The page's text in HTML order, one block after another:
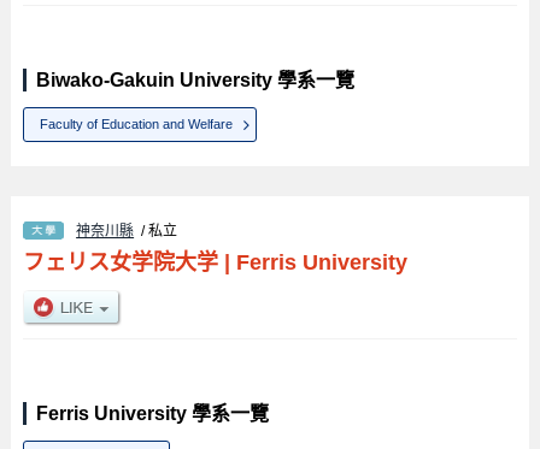
Biwako-Gakuin University 學系一覽
Faculty of Education and Welfare
神奈川縣 / 私立
フェリス女学院大学| Ferris University
Ferris University 學系一覽